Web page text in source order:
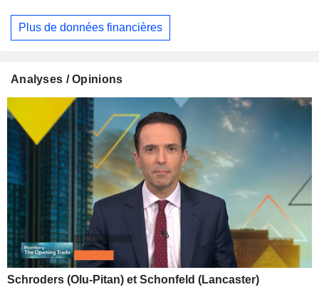
Plus de données financières
Analyses / Opinions
Schroders (Olu-Pitan) et Schonfeld (Lancaster)